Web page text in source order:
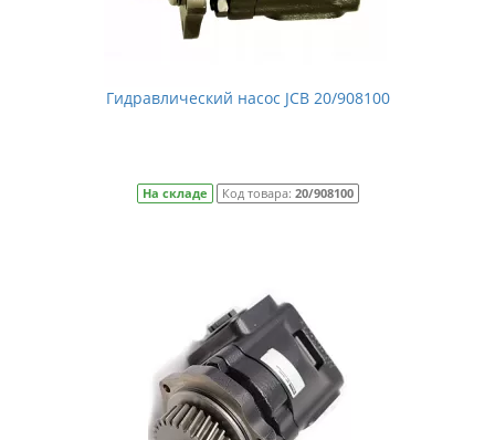
Гидравлический насос JCB 20/908100
На складе Код товара: 20/908100